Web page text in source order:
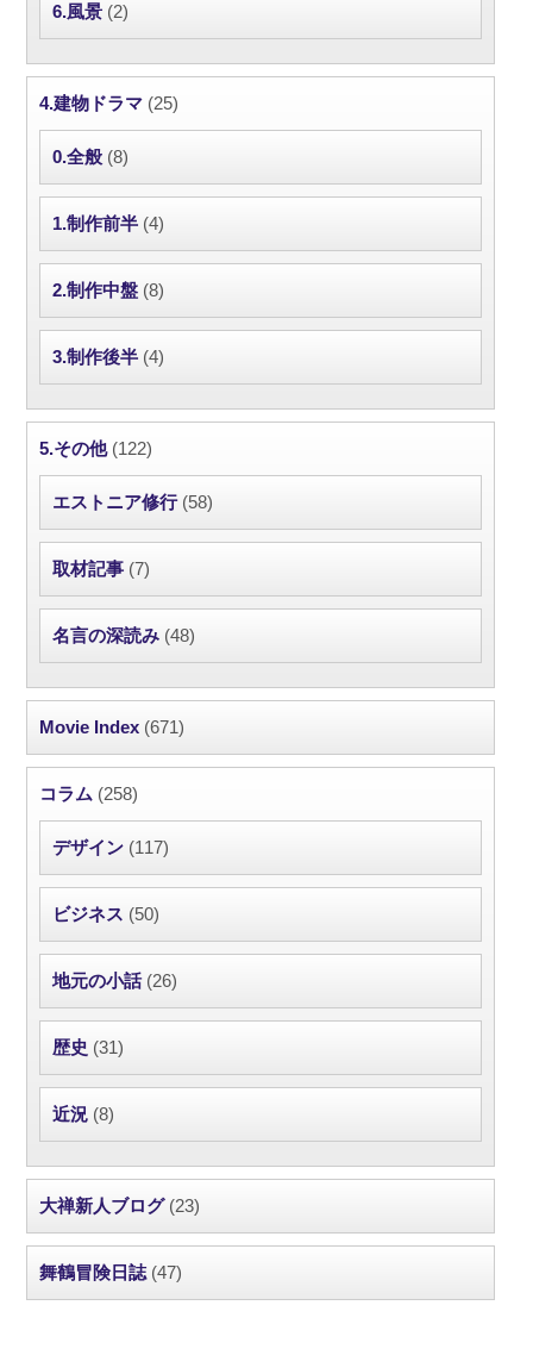
6.風景 (2)
4.建物ドラマ (25)
0.全般 (8)
1.制作前半 (4)
2.制作中盤 (8)
3.制作後半 (4)
5.その他(122)
エストニア修行(58)
取材記事 (7)
名言の深読み (48)
Movie Index (671)
コラム (258)
デザイン (117)
ビジネス (50)
地元の小話(26)
歴史 (31)
近況 (8)
大禅新人ブログ(23)
舞鶴冒険日誌 (47)